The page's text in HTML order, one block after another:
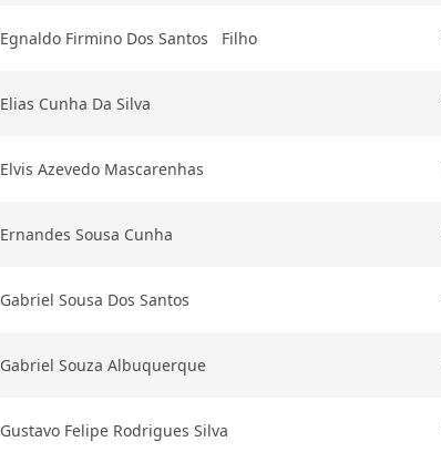
Egnaldo Firmino Dos Santos Filho
Elias Cunha Da Silva
Elvis Azevedo Mascarenhas
Ernandes Sousa Cunha
Gabriel Sousa Dos Santos
Gabriel Souza Albuquerque
Gustavo Felipe Rodrigues Silva